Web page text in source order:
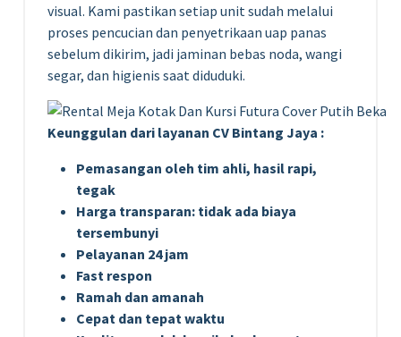
visual. Kami pastikan setiap unit sudah melalui
proses pencucian dan penyetrikaan uap panas
sebelum dikirim, jadi jaminan bebas noda, wangi
segar, dan higienis saat diduduki.
Keunggulan dari layanan CV Bintang Jaya :
Pemasangan oleh tim ahli, hasil rapi,
tegak
Harga transparan: tidak ada biaya
tersembunyi
Pelayanan 24 jam
Fast respon
Ramah dan amanah
Cepat dan tepat waktu